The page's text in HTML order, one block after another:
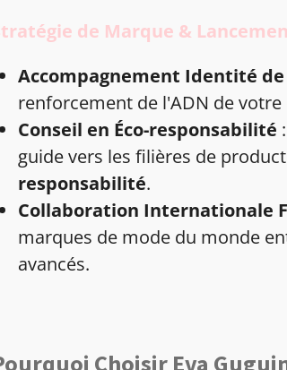
de Marque &
Accompagnement Identité
renforcement de l'ADN de votre
Conseil en Éco-responsabilité
guide vers les filières de
responsabilité.
Collaboration Internationale
marques de mode du monde
avancés.
Choisir Eva